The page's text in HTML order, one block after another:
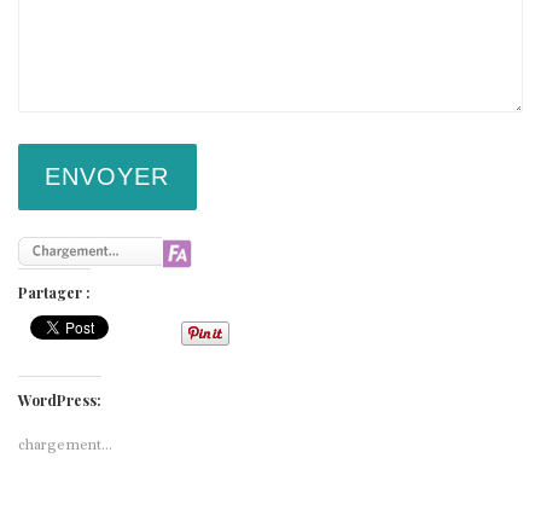
Partager :
WordPress:
chargement…